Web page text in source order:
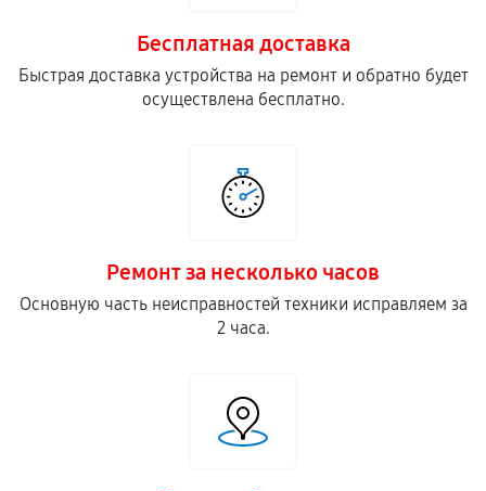
Бесплатная доставка
Быстрая доставка устройства на ремонт и обратно будет
осуществлена бесплатно.
Ремонт за несколько часов
Основную часть неисправностей техники исправляем за
2 часа.